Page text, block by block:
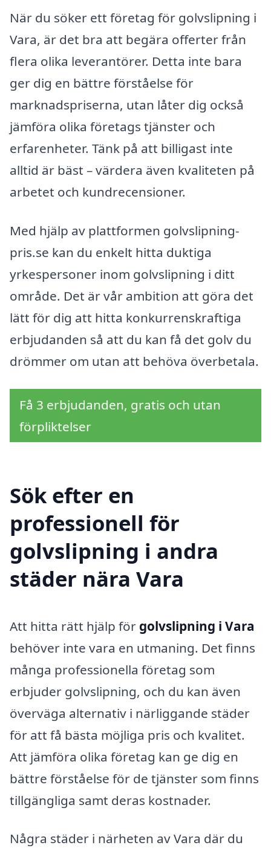
När du söker ett företag för golvslipning i
Vara, är det bra att begära offerter från
flera olika leverantörer. Detta inte bara
ger dig en bättre förståelse för
marknadspriserna, utan låter dig också
jämföra olika företags tjänster och
erfarenheter. Tänk på att billigast inte
alltid är bäst – värdera även kvaliteten på
arbetet och kundrecensioner.
Med hjälp av plattformen golvslipning-
pris.se kan du enkelt hitta duktiga
yrkespersoner inom golvslipning i ditt
område. Det är vår ambition att göra det
lätt för dig att hitta konkurrenskraftiga
erbjudanden så att du kan få det golv du
drömmer om utan att behöva överbetala.
Få 3 erbjudanden, gratis och utan
förpliktelser
Sök efter en
professionell för
golvslipning i andra
städer nära Vara
Att hitta rätt hjälp för golvslipning i Vara
behöver inte vara en utmaning. Det finns
många professionella företag som
erbjuder golvslipning, och du kan även
överväga alternativ i närliggande städer
för att få bästa möjliga pris och kvalitet.
Att jämföra olika företag kan ge dig en
bättre förståelse för de tjänster som finns
tillgängliga samt deras kostnader.
Några städer i närheten av Vara där du